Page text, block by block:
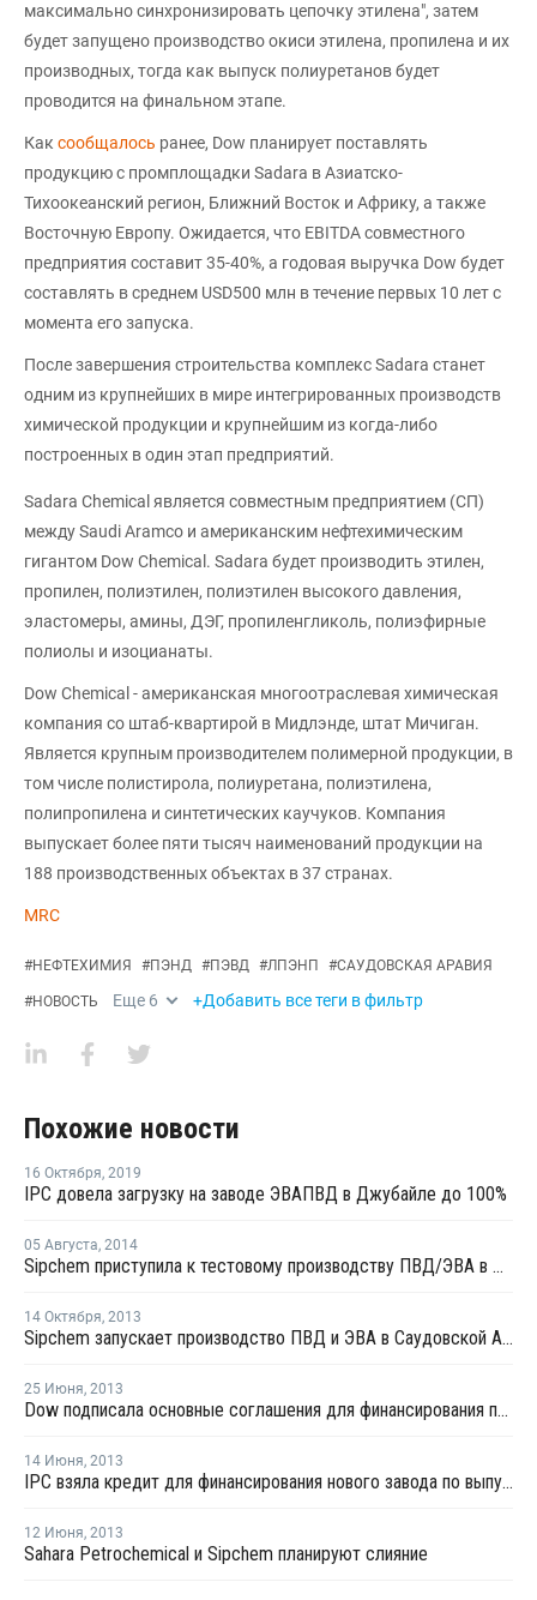
максимально синхронизировать цепочку этилена", затем
будет запущено производство окиси этилена, пропилена и их
производных, тогда как выпуск полиуретанов будет
проводится на финальном этапе.
Как сообщалось ранее, Dow планирует поставлять
продукцию с промплощадки Sadara в Азиатско-
Тихоокеанский регион, Ближний Восток и Африку, а также
Восточную Европу. Ожидается, что EBITDA совместного
предприятия составит 35-40%, а годовая выручка Dow будет
составлять в среднем USD500 млн в течение первых 10 лет с
момента его запуска.
После завершения строительства комплекс Sadara станет
одним из крупнейших в мире интегрированных производств
химической продукции и крупнейшим из когда-либо
построенных в один этап предприятий.
Sadara Chemical является совместным предприятием (СП)
между Saudi Aramco и американским нефтехимическим
гигантом Dow Chemical. Sadara будет производить этилен,
пропилен, полиэтилен, полиэтилен высокого давления,
эластомеры, амины, ДЭГ, пропиленгликоль, полиэфирные
полиолы и изоцианаты.
Dow Chemical - американская многоотраслевая химическая
компания со штаб-квартирой в Мидлэнде, штат Мичиган.
Является крупным производителем полимерной продукции, в
том числе полистирола, полиуретана, полиэтилена,
полипропилена и синтетических каучуков. Компания
выпускает более пяти тысяч наименований продукции на
188 производственных объектах в 37 странах.
MRC
#НЕФТЕХИМИЯ #ПЭНД #ПЭВД #ЛПЭНП #САУДОВСКАЯ АРАВИЯ
#НОВОСТЬ Еще 6 +Добавить все теги в фильтр
Похожие новости
16 Октября, 2019
IPC довела загрузку на заводе ЭВАПВД в Джубайле до 100%
05 Августа, 2014
Sipchem приступила к тестовому производству ПВД/ЭВА в Саудовской Аравии
14 Октября, 2013
Sipchem запускает производство ПВД и ЭВА в Саудовской Аравии
25 Июня, 2013
Dow подписала основные соглашения для финансирования проекта Sadara
14 Июня, 2013
IPC взяла кредит для финансирования нового завода по выпуску ЭВА/ПЭВД
12 Июня, 2013
Sahara Petrochemical и Sipchem планируют слияние